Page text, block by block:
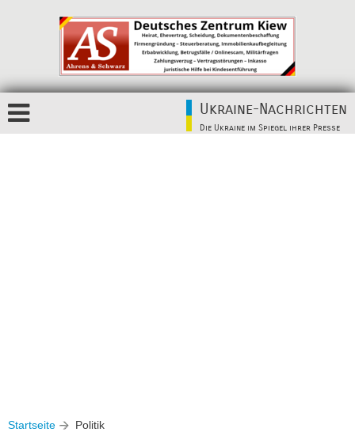
Ukraine-Nachrichten
Die Ukraine im Spiegel ihrer Presse
Startseite Politik